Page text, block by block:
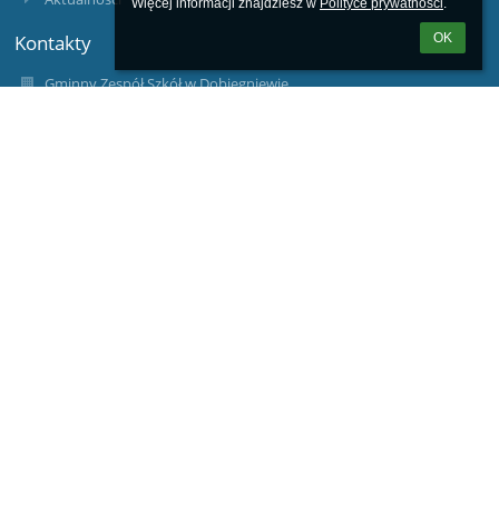
Więcej informacji znajdziesz w Polityce prywatności.
OK
Kontakty
Gminny Zespół Szkół w Dobiegniewie